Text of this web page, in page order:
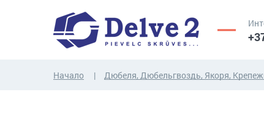
Начало Дюбеля, Дюбельгвоздь, Якоря,